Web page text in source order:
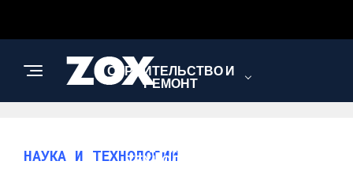
СТРОИТЕЛЬСТВО И
РЕМОНТ
НАУКА И
ТЕХНОЛОГИИ
НАУКА И ТЕХНОЛОГИИ